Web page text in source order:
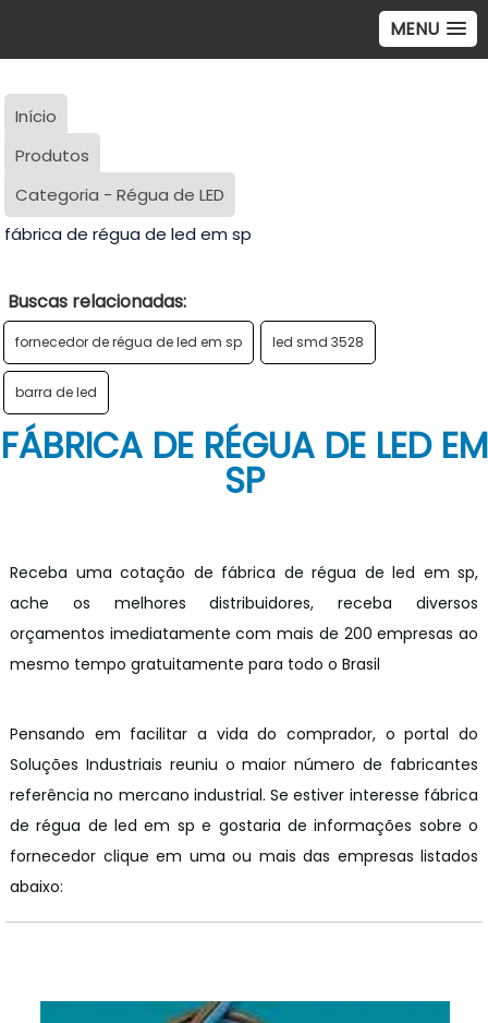
MENU
Início
Produtos
Categoria - Régua de LED
fábrica de régua de led em sp
Buscas relacionadas:
fornecedor de régua de led em sp led smd 3528
barra de led
FÁBRICA DE RÉGUA DE LED EM
SP
Receba uma cotação de fábrica de régua de led em sp,
ache os melhores distribuidores, receba diversos
orçamentos imediatamente com mais de 200 empresas ao
mesmo tempo gratuitamente para todo o Brasil
Pensando em facilitar a vida do comprador, o portal do
Soluções Industriais reuniu o maior número de fabricantes
referência no mercano industrial. Se estiver interesse fábrica
de régua de led em sp e gostaria de informações sobre o
fornecedor clique em uma ou mais das empresas listados
abaixo: